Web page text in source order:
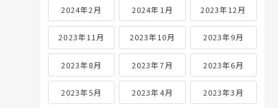
2024年2月 2024年1月 2023年12月
2023年11月 2023年10月 2023年9月
2023年8月 2023年7月 2023年6月
2023年5月 2023年4月 2023年3月